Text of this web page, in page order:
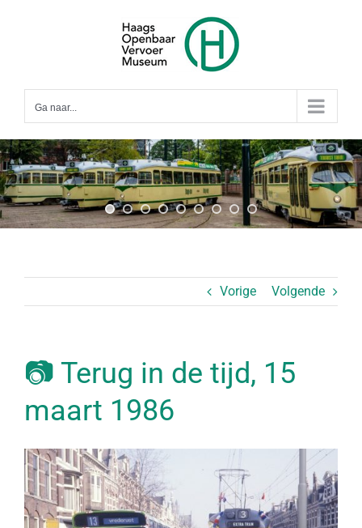
Ga naar...
Vorige Volgende
📷 Terug in de tijd, 15
maart 1986